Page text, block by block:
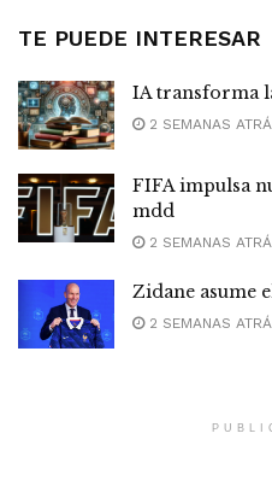
TE PUEDE INTERESAR
IA transforma
2 SEMANAS
FIFA impulsa
mdd
2 SEMANAS
Zidane asume
2 SEMANAS